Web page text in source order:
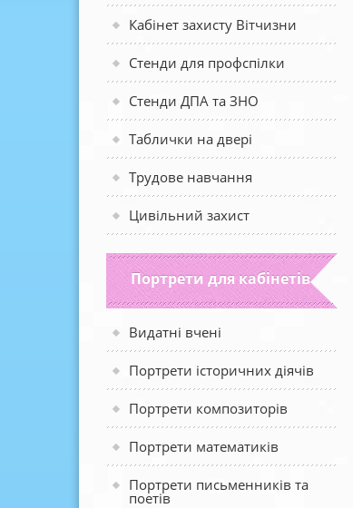
Кабінет захисту Вітчизни
Стенди для профспілки
Стенди ДПА та ЗНО
Таблички на двері
Трудове навчання
Цивільний захист
Портрети для кабінетів
Видатні вчені
Портрети історичних діячів
Портрети композиторів
Портрети математиків
Портрети письменників та
поетів